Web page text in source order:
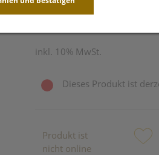
inkl. 10% MwSt.
Dieses Produkt ist
Produkt ist
nicht online